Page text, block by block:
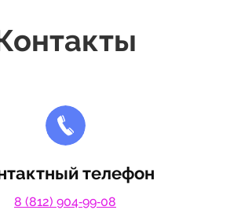
телефон
8 (812) 904‑99‑08